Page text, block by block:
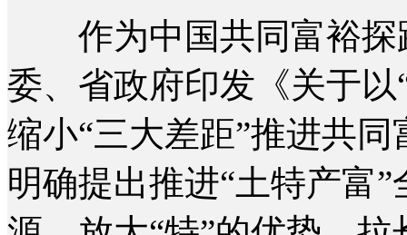
作为中国共同富裕探
委、省政府印发《关于
缩小“三大差距”推进共
明确提出推进“土特产富